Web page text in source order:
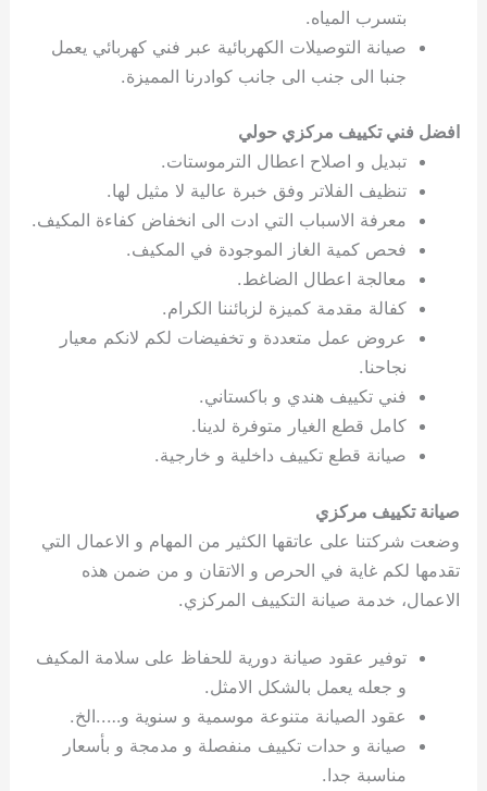
بتسرب المياه.
صيانة التوصيلات الكهربائية عبر فني كهربائي يعمل
جنبا الى جنب الى جانب كوادرنا المميزة.
افضل فني تكييف مركزي حولي
تبديل و اصلاح اعطال الترموستات.
تنظيف الفلاتر وفق خبرة عالية لا مثيل لها.
معرفة الاسباب التي ادت الى انخفاض كفاءة المكيف.
فحص كمية الغاز الموجودة في المكيف.
معالجة اعطال الضاغط.
كفالة مقدمة كميزة لزبائننا الكرام.
عروض عمل متعددة و تخفيضات لكم لانكم معيار
نجاحنا.
فني تكييف هندي و باكستاني.
كامل قطع الغيار متوفرة لدينا.
صيانة قطع تكييف داخلية و خارجية.
صيانة تكييف مركزي
وضعت شركتنا على عاتقها الكثير من المهام و الاعمال التي
تقدمها لكم غاية في الحرص و الاتقان و من ضمن هذه
الاعمال، خدمة صيانة التكييف المركزي.
توفير عقود صيانة دورية للحفاظ على سلامة المكيف
و جعله يعمل بالشكل الامثل.
عقود الصيانة متنوعة موسمية و سنوية و…..الخ.
صيانة و حدات تكييف منفصلة و مدمجة و بأسعار
مناسبة جدا.